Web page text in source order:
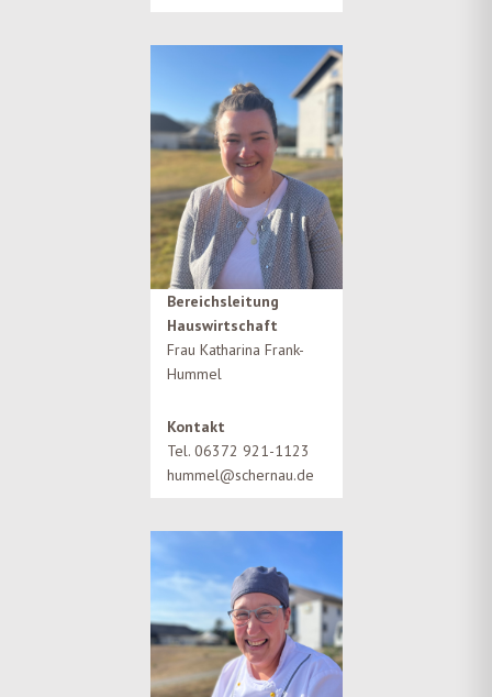
Bereichsleitung
Hauswirtschaft
Frau Katharina Frank-
Hummel
Kontakt
Tel. 06372 921-1123
hummel@schernau.de